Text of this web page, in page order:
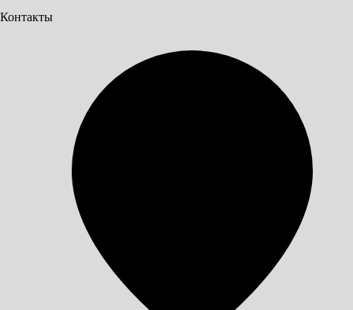
Контакты